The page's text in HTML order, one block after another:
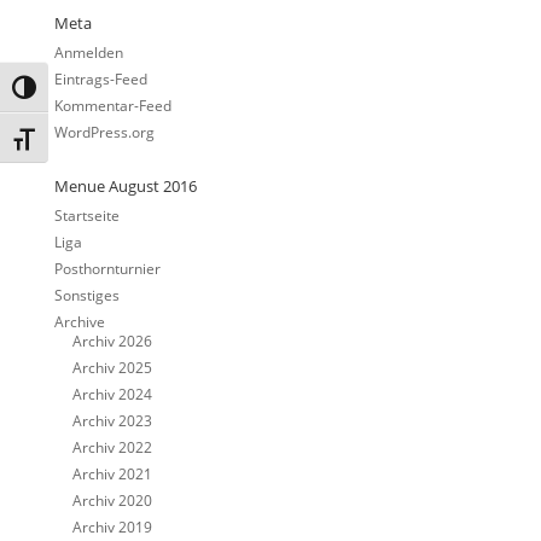
Umschalten auf hohe Kontraste
Schrift vergrößern
Meta
Anmelden
Eintrags-Feed
Kommentar-Feed
WordPress.org
Menue August 2016
Startseite
Liga
Posthornturnier
Sonstiges
Archive
Archiv 2026
Archiv 2025
Archiv 2024
Archiv 2023
Archiv 2022
Archiv 2021
Archiv 2020
Archiv 2019